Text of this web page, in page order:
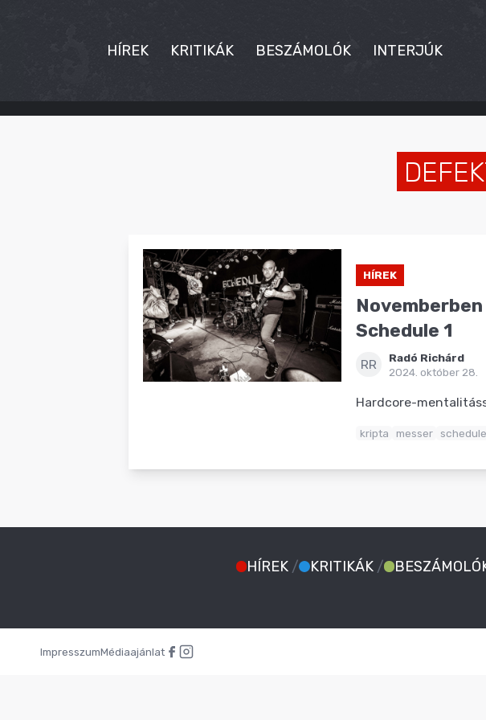
HÍREK KRITIKÁK BESZÁMOLÓK INTERJÚK
HÍREK
HÍREK
Schedule 1
RR
Radó Richárd
2024. október 28.
Hardcore-
kripta messer
HÍREK / KRITIKÁK /
ImpresszumMédiaajánlat